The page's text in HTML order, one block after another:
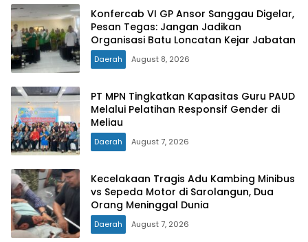
Konfercab VI GP Ansor Sanggau Digelar,
Pesan Tegas: Jangan Jadikan
Organisasi Batu Loncatan Kejar Jabatan
Daerah August 8, 2026
PT MPN Tingkatkan Kapasitas Guru PAUD
Melalui Pelatihan Responsif Gender di
Meliau
Daerah August 7, 2026
Kecelakaan Tragis Adu Kambing Minibus
vs Sepeda Motor di Sarolangun, Dua
Orang Meninggal Dunia
Daerah August 7, 2026